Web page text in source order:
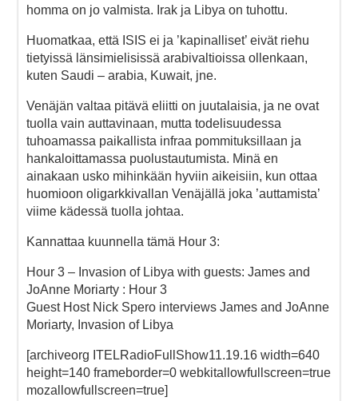
homma on jo valmista. Irak ja Libya on tuhottu.
Huomatkaa, että ISIS ei ja ’kapinalliset’ eivät riehu
tietyissä länsimielisissä arabivaltioissa ollenkaan,
kuten Saudi – arabia, Kuwait, jne.
Venäjän valtaa pitävä eliitti on juutalaisia, ja ne ovat
tuolla vain auttavinaan, mutta todelisuudessa
tuhoamassa paikallista infraa pommituksillaan ja
hankaloittamassa puolustautumista. Minä en
ainakaan usko mihinkään hyviin aikeisiin, kun ottaa
huomioon oligarkkivallan Venäjällä joka ’auttamista’
viime kädessä tuolla johtaa.
Kannattaa kuunnella tämä Hour 3:
Hour 3 – Invasion of Libya with guests: James and
JoAnne Moriarty : Hour 3
Guest Host Nick Spero interviews James and JoAnne
Moriarty, Invasion of Libya
[archiveorg ITELRadioFullShow11.19.16 width=640
height=140 frameborder=0 webkitallowfullscreen=true
mozallowfullscreen=true]